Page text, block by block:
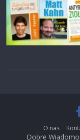
O nas
Dobre